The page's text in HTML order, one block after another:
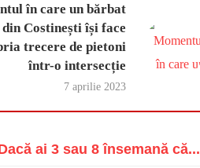
în care un bărbat
din Costinești își face
trecere de pietoni
într-o intersecție
7 aprilie 2023
ai 3 sau 8 însemană că...